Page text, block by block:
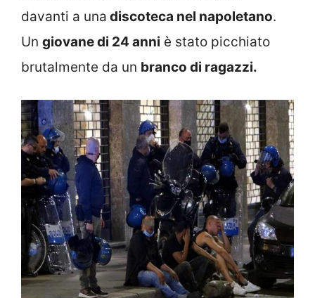
davanti a una discoteca nel napoletano.
Un giovane di 24 anni è stato picchiato
brutalmente da un branco di ragazzi.